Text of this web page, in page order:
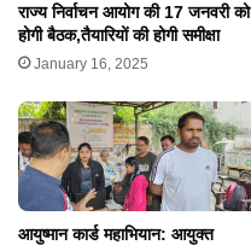
राज्य निर्वाचन आयोग की 17 जनवरी को
होगी बैठक,तैयारियों की होगी समीक्षा
January 16, 2025
आयुष्मान कार्ड महाभियान: आयुक्त